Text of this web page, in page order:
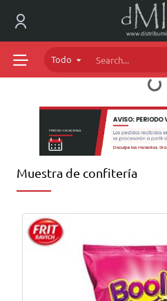
dMIX
Online
Todo
Search...
Muestra de confitería